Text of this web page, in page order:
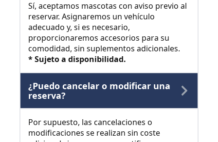
Sí, aceptamos mascotas con aviso previo al
reservar. Asignaremos un vehículo
adecuado y, si es necesario,
proporcionaremos accesorios para su
comodidad, sin suplementos adicionales.
* Sujeto a disponibilidad.
¿Puedo cancelar o modificar una
reserva?
Por supuesto, las cancelaciones o
modificaciones se realizan sin coste